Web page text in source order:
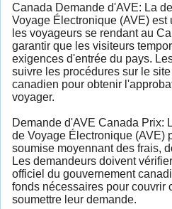
Canada Demande d'AVE: La
Voyage Électronique (AVE)
les voyageurs se rendant au
garantir que les visiteurs
exigences d'entrée du pays.
suivre les procédures sur le
canadien pour obtenir
voyager.
Demande d'AVE Canada Prix:
de Voyage Électronique (AVE)
soumise moyennant des frais,
Les demandeurs doivent
officiel du gouvernement
fonds nécessaires pour couvrir
soumettre leur demande.